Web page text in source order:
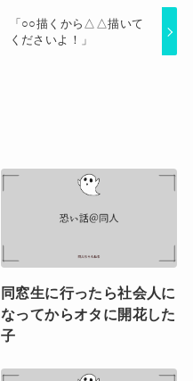
「○○描くから△△描いて
くださいよ！」
同窓生に行ったら社会人に
なってからオタに開花した
子